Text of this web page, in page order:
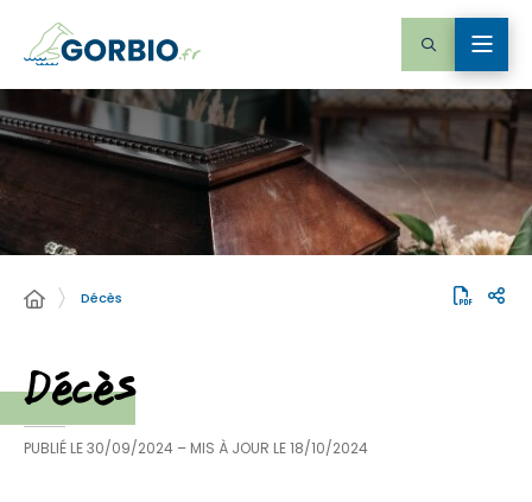
Décès
Décès
PUBLIÉ LE30/09/2024 – MIS À JOUR LE18/10/2024